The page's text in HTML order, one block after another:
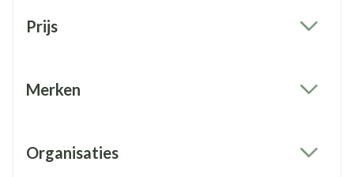
Prijs
Merken
Organisaties